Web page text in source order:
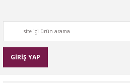
GİRİŞ YAP